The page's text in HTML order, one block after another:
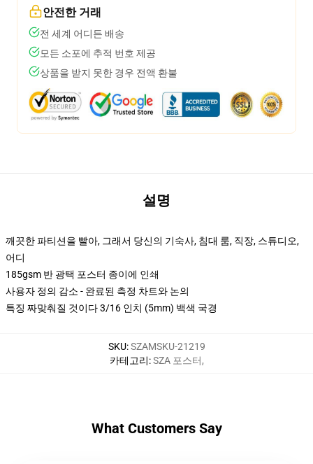
안전한 거래
전 세계 어디든 배송
모든 소포에 추적 번호 제공
상품을 받지 못한 경우 전액 환불
설명
깨끗한 파티션을 빨아, 그래서 당신의 기숙사, 침대 룸, 직장, 스튜디오,
어디
185gsm 반 광택 포스터 종이에 인쇄
사용자 정의 감소 - 완료된 측정 차트와 논의
특징 짜맞춰질 것이다 3/16 인치 (5mm) 백색 국경
SKU:SZAMSKU-21219
카테고리:SZA 포스터,
What Customers Say